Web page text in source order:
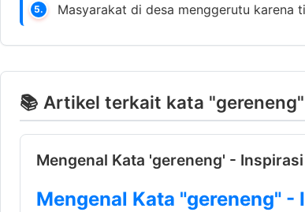
5. Masyarakat di desa menggerutu karena
📚 Artikel terkait kata "gereneng"
Mengenal Kata 'gereneng' -
Mengenal Kata "gereneng"